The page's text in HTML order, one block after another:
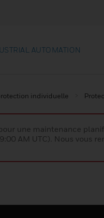
AUTOMATION
individuelle
une maintenance
AM UTC). Nous vous